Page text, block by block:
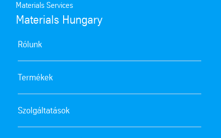
Materials Services
Materials Hungary
Rólunk
Termékek
Szolgáltatások